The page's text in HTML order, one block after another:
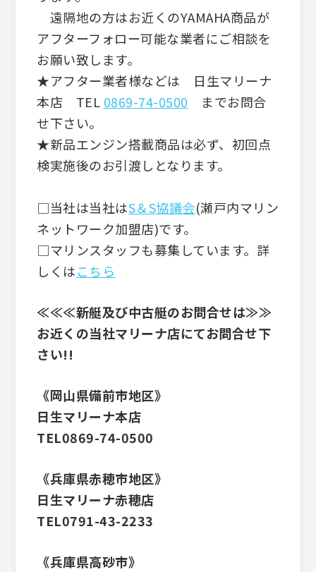
遠隔地の方はお近くのYAMAHA商品が
アフターフォロー可能な業者にご相談を
お願い致します。
★アフター業者様などは 日生マリーナ
本店 TEL 0869-74-0500 までお問合
せ下さい。
★新品エンジン搭載商品は必ず、初回点
検実施後のお引渡しとなります。
□当社は当社はS＆S協議会(瀬戸内マリン
ネットワーク加盟店)です。
□マリンスタッフも募集しています。詳
しくはこちら
≪≪≪新艇及び中古艇のお問合せは≫≫
お近くの当社マリーナ店にてお問合せ下
さい!!
《岡山県備前市地区》
日生マリーナ本店
TEL0869-74-0500
《兵庫県赤穂市地区》
日生マリーナ赤穂店
TEL0791-43-2233
《兵庫県高砂市》